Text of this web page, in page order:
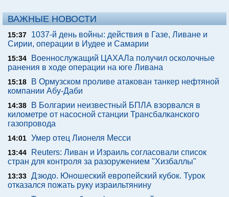
ВАЖНЫЕ НОВОСТИ
15:37
1037-й день войны: действия в Газе, Ливане и
Сирии, операции в Иудее и Самарии
15:34
Военнослужащий ЦАХАЛа получил осколочные
ранения в ходе операции на юге Ливана
15:18
В Ормузском проливе атакован танкер нефтяной
компании Абу-Даби
14:38
В Болгарии неизвестный БПЛА взорвался в
километре от насосной станции Трансбалканского
газопровода
14:01 Умер отец Лионеля Месси
13:44
Reuters: Ливан и Израиль согласовали список
стран для контроля за разоружением "Хизбаллы"
13:33 Дзюдо. Юношеский европейский кубок. Турок
отказался пожать руку израильтянину